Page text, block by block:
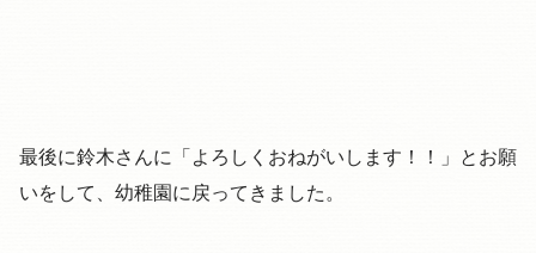
最後に鈴木さんに「よろしくおねがいします！！」とお願
いをして、幼稚園に戻ってきました。